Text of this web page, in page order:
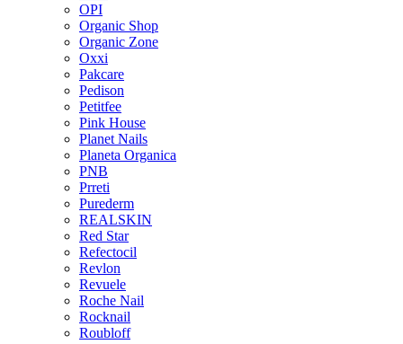
OPI
Organic Shop
Organic Zone
Oxxi
Pakcare
Pedison
Petitfee
Pink House
Planet Nails
Planeta Organica
PNB
Prreti
Purederm
REALSKIN
Red Star
Refectocil
Revlon
Revuele
Roche Nail
Rocknail
Roubloff